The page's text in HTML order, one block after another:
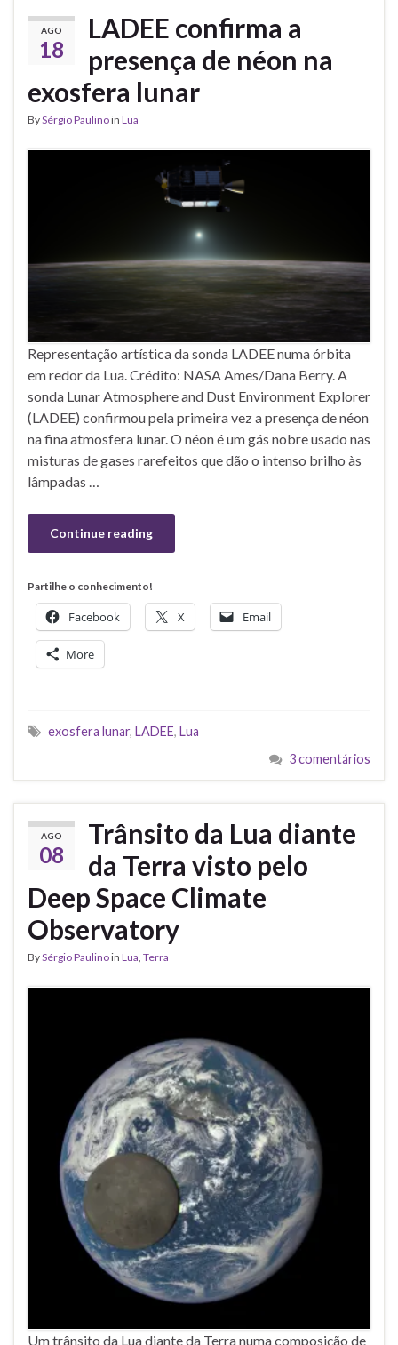
AGO
18
LADEE confirma a
presença de néon na
exosfera lunar
BySérgio Paulinoin Lua
Representação artística da sonda LADEE numa órbita
em redor da Lua. Crédito: NASA Ames/Dana Berry. A
sonda Lunar Atmosphere and Dust Environment Explorer
(LADEE) confirmou pela primeira vez a presença de néon
na fina atmosfera lunar. O néon é um gás nobre usado nas
misturas de gases rarefeitos que dão o intenso brilho às
lâmpadas …
Continue reading
Partilhe o conhecimento!
Facebook X Email
More
exosfera lunar, LADEE, Lua
3 comentários
AGO
08
Trânsito da Lua diante
da Terra visto pelo
Deep Space Climate
Observatory
BySérgio Paulinoin Lua Terra
Um trânsito da Lua diante da Terra numa composição de